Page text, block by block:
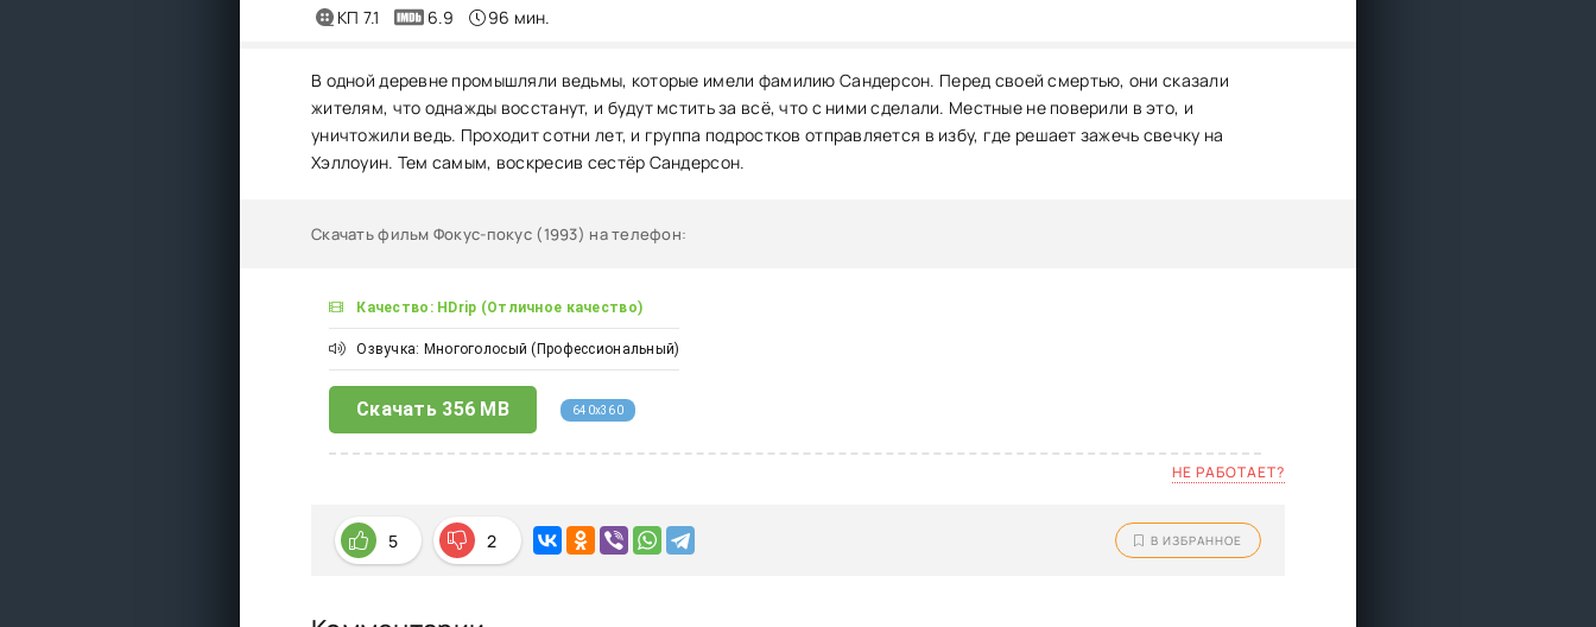
КП 7.1 6.9 96 мин.
В одной деревне промышляли ведьмы, которые имели фамилию Сандерсон. Перед своей смертью, они сказали
жителям, что однажды восстанут, и будут мстить за всё, что с ними сделали. Местные не поверили в это, и
уничтожили ведь. Проходит сотни лет, и группа подростков отправляется в избу, где решает зажечь свечку на
Хэллоуин. Тем самым, воскресив сестёр Сандерсон.
Скачать фильм Фокус-покус (1993) на телефон:
Качество: HDrip (Отличное качество)
Озвучка: Многоголосый (Профессиональный)
Скачать 356 MB 640x360
НЕ РАБОТАЕТ?
5 2 В ИЗБРАННОЕ